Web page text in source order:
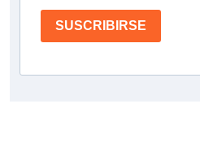
SUSCRIBIRSE